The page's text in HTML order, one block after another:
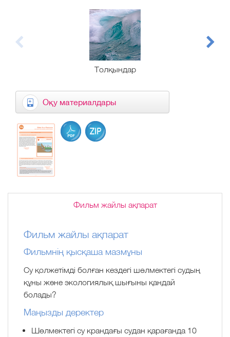
Толқындар
Оқу материалдары
Фильм жайлы ақпарат
Фильм жайлы ақпарат
Фильмнің қысқаша мазмұны
Су қолжетімді болған кездегі шөлмектегі судың
құны және экологиялық шығыны қандай
болады?
Маңызды деректер
Шөлмектегі су крандағы судан қарағанда 10